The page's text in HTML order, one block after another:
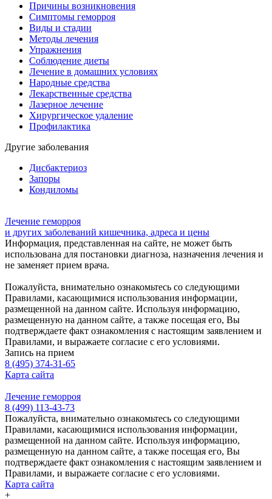
Причины возникновения
Симптомы геморроя
Виды и стадии
Методы лечения
Упражнения
Соблюдение диеты
Лечение в домашних условиях
Народные средства
Лекарственные средства
Лазерное лечение
Хирургическое удаление
Профилактика
Другие заболевания
Дисбактериоз
Запоры
Кондиломы
Лечение геморроя
и других заболеваний кишечника, адреса и цены
Информация, представленная на сайте, не может быть
использована для постановки диагноза, назначения лечения и
не заменяет прием врача.
Пожалуйста, внимательно ознакомьтесь со следующими
Правилами, касающимися использования информации,
размещенной на данном сайте. Используя информацию,
размещенную на данном сайте, а также посещая его, Вы
подтверждаете факт ознакомления с настоящим заявлением и
Правилами, и выражаете согласие с его условиями.
Запись на прием
8 (495) 374-31-65
Карта сайта
Лечение геморроя
8 (499) 113-43-73
Пожалуйста, внимательно ознакомьтесь со следующими
Правилами, касающимися использования информации,
размещенной на данном сайте. Используя информацию,
размещенную на данном сайте, а также посещая его, Вы
подтверждаете факт ознакомления с настоящим заявлением и
Правилами, и выражаете согласие с его условиями.
Карта сайта
+